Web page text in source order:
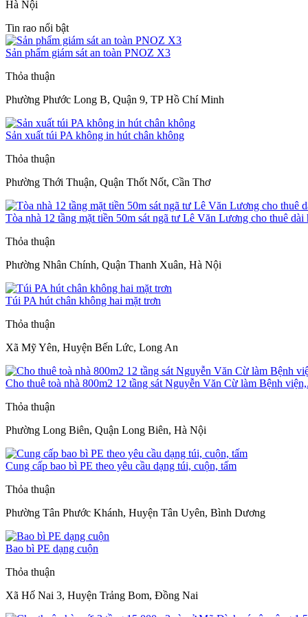
Hà Nội
Tin rao nổi bật
Sản phẩm giám sát an toàn PNOZ X3
Thỏa thuận
Phường Phước Long B, Quận 9, TP Hồ Chí Minh
Sản xuất túi PA không in hút chân không
Thỏa thuận
Phường Thới Thuận, Quận Thốt Nốt, Cần Thơ
Tòa nhà 12 tầng mặt tiền 50m sát ngã tư Lê Văn Lương cho thuê dài
Thỏa thuận
Phường Nhân Chính, Quận Thanh Xuân, Hà Nội
Túi PA hút chân không hai mặt trơn
Thỏa thuận
Xã Mỹ Yên, Huyện Bến Lức, Long An
Cho thuê toà nhà 800m2 12 tầng sát Nguyễn Văn Cừ làm Bệnh
Thỏa thuận
Phường Long Biên, Quận Long Biên, Hà Nội
Cung cấp bao bì PE theo yêu cầu dạng túi, cuộn, tấm
Thỏa thuận
Phường Tân Phước Khánh, Huyện Tân Uyên, Bình Dương
Bao bì PE dạng cuộn
Thỏa thuận
Xã Hố Nai 3, Huyện Trảng Bom, Đồng Nai